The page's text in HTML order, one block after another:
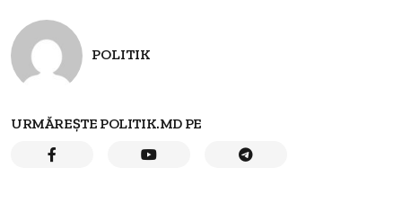
POLITIK
URMĂREȘTE POLITIK.MD PE